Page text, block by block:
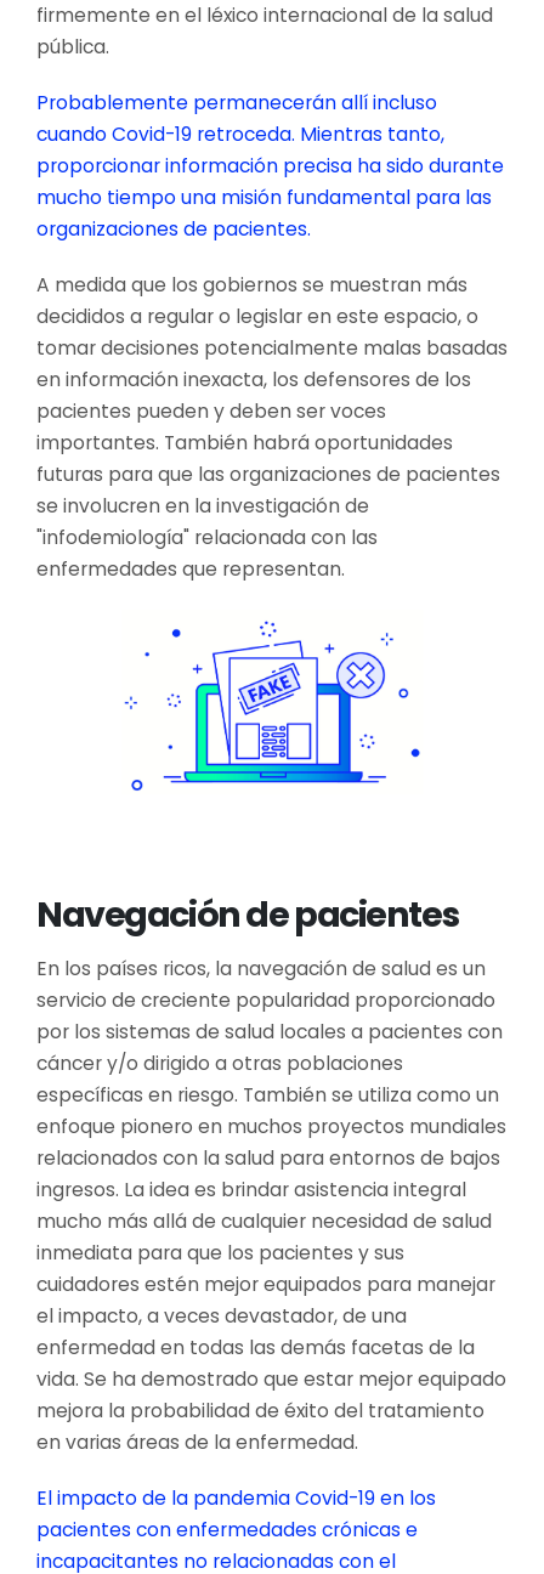
firmemente en el léxico internacional de la salud
pública.
Probablemente permanecerán allí incluso
cuando Covid-19 retroceda. Mientras tanto,
proporcionar información precisa ha sido durante
mucho tiempo una misión fundamental para las
organizaciones de pacientes.
A medida que los gobiernos se muestran más
decididos a regular o legislar en este espacio, o
tomar decisiones potencialmente malas basadas
en información inexacta, los defensores de los
pacientes pueden y deben ser voces
importantes. También habrá oportunidades
futuras para que las organizaciones de pacientes
se involucren en la investigación de
"infodemiología" relacionada con las
enfermedades que representan.
Navegación de pacientes
En los países ricos, la navegación de salud es un
servicio de creciente popularidad proporcionado
por los sistemas de salud locales a pacientes con
cáncer y/o dirigido a otras poblaciones
específicas en riesgo. También se utiliza como un
enfoque pionero en muchos proyectos mundiales
relacionados con la salud para entornos de bajos
ingresos. La idea es brindar asistencia integral
mucho más allá de cualquier necesidad de salud
inmediata para que los pacientes y sus
cuidadores estén mejor equipados para manejar
el impacto, a veces devastador, de una
enfermedad en todas las demás facetas de la
vida. Se ha demostrado que estar mejor equipado
mejora la probabilidad de éxito del tratamiento
en varias áreas de la enfermedad.
El impacto de la pandemia Covid-19 en los
pacientes con enfermedades crónicas e
incapacitantes no relacionadas con el